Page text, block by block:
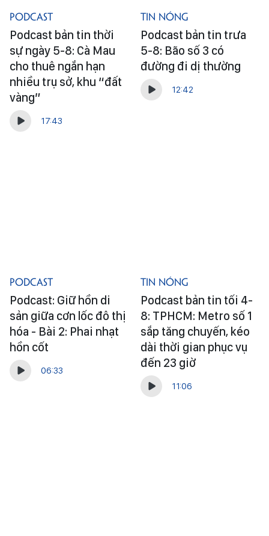
Podcast
Podcast bản tin thời
sự ngày 5-8: Cà Mau
cho thuê ngắn hạn
nhiều trụ sở, khu “đất
vàng”
17:43
Tin Nóng
Podcast bản tin trưa
5-8: Bão số 3 có
đường đi dị thường
12:42
Podcast
Podcast: Giữ hồn di
sản giữa cơn lốc đô thị
hóa - Bài 2: Phai nhạt
hồn cốt
06:33
Tin Nóng
Podcast bản tin tối 4-
8: TPHCM: Metro số 1
sắp tăng chuyến, kéo
dài thời gian phục vụ
đến 23 giờ
11:06